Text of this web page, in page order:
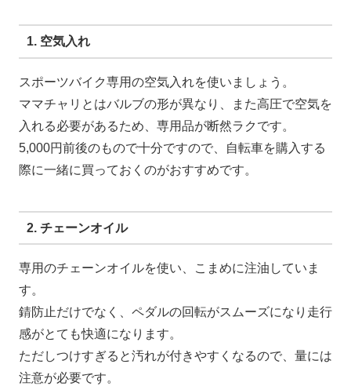
1. 空気入れ
スポーツバイク専用の空気入れを使いましょう。
ママチャリとはバルブの形が異なり、また高圧で空気を
入れる必要があるため、専用品が断然ラクです。
5,000円前後のもので十分ですので、自転車を購入する
際に一緒に買っておくのがおすすめです。
2. チェーンオイル
専用のチェーンオイルを使い、こまめに注油していま
す。
錆防止だけでなく、ペダルの回転がスムーズになり走行
感がとても快適になります。
ただしつけすぎると汚れが付きやすくなるので、量には
注意が必要です。